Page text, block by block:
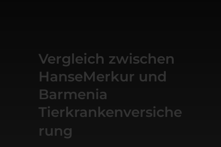
Vergleich zwischen
HanseMerkur und
Barmenia
Tierkrankenversiche
rung